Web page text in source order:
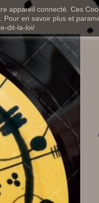
appareil connecté. Ces
en savoir plus et
dit-la-loi/